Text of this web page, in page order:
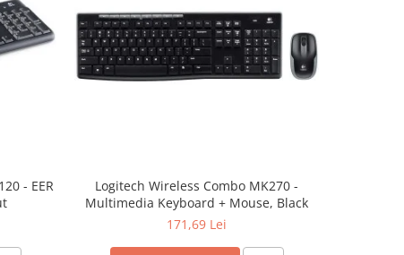
- EER
Logitech Wireless Combo MK270 -
Multimedia Keyboard + Mouse, Black
171,69 Lei